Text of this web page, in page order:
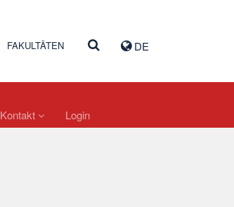
DE
FAKULTÄTEN
Kontakt Login